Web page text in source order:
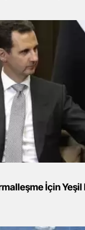
İçin Yeşil